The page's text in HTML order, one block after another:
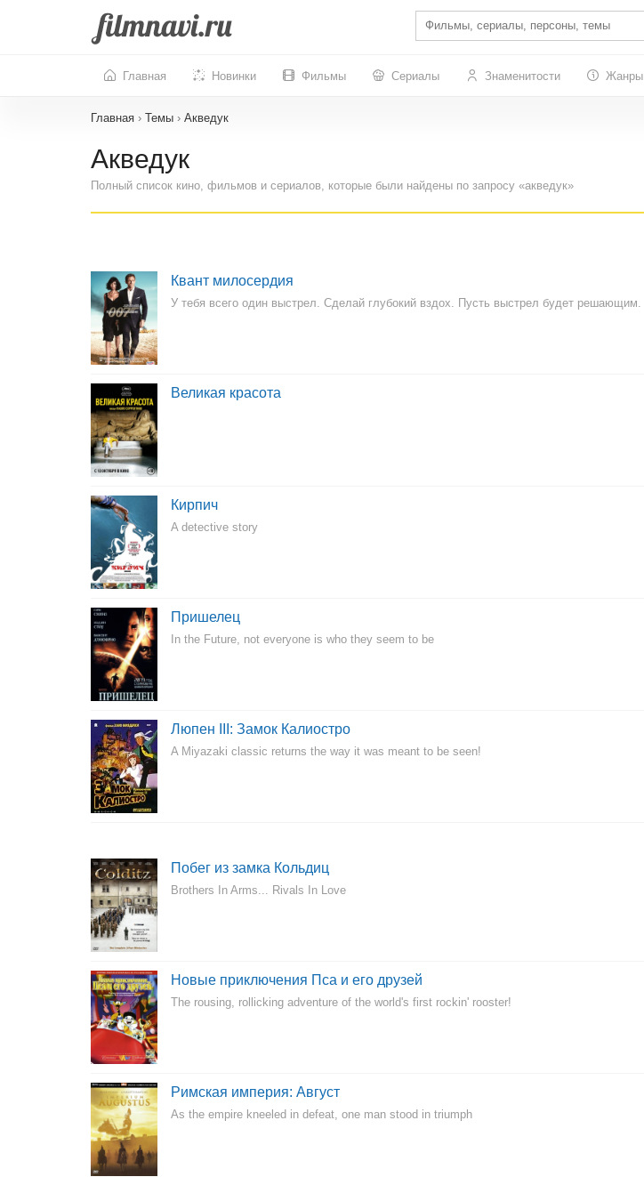
Главная Новинки Фильмы Сериалы Знаменитости Жанры
Главная › Темы › Акведук
Акведук
Полный список кино, фильмов и сериалов, которые были найдены по запросу «акведук»
Квант милосердия
У тебя всего один выстрел. Сделай глубокий вздох. Пусть выстрел будет решающим.
Великая красота
Кирпич
A detective story
Пришелец
In the Future, not everyone is who they seem to be
Люпен III: Замок Калиостро
A Miyazaki classic returns the way it was meant to be seen!
Побег из замка Кольдиц
Brothers In Arms... Rivals In Love
Новые приключения Пса и его друзей
The rousing, rollicking adventure of the world's first rockin' rooster!
Римская империя: Август
As the empire kneeled in defeat, one man stood in triumph